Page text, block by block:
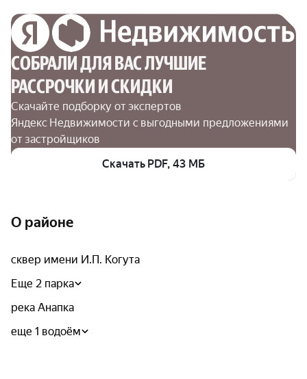
СОБРАЛИ ДЛЯ ВАС ЛУЧШИЕ
РАССРОЧКИ И СКИДКИ
Скачайте подборку от экспертов
Яндекс Недвижимости с выгодными предложениями
от застройщиков
Скачать PDF, 43 МБ
О районе
сквер имени И.П. Когута
Еще 2 парка
река Анапка
еще 1 водоём